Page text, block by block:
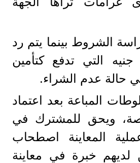
الشروط بينما يتم رد
ألاف جنيه التي تدفع كتأمين
حالة عدم الشراء.
المباعة بعد اعتماد
ويحق للمشترك في
المعاينة اصطحاب
خبرة في معاينة